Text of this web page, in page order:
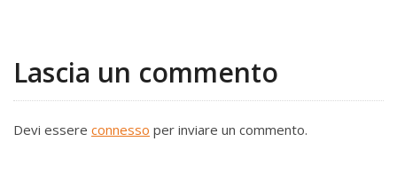
Lascia un commento
Devi essere connesso per inviare un commento.